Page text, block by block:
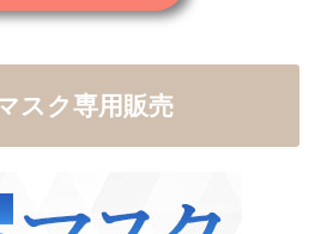
スク専用販売